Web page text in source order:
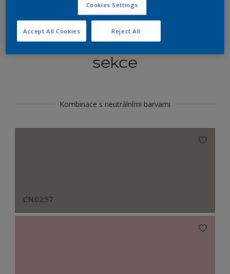
Koordinovat barevné
sekce
Kombinace s neutrálními barvami
CN.02.57
Cookies Settings
Reject All
Accept All Cookies